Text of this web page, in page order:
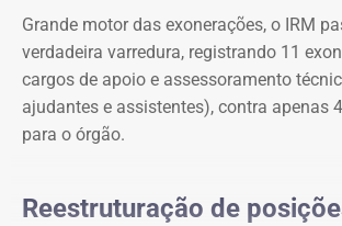
Grande motor das exonerações, o IRM
verdadeira varredura, registrando 11
cargos de apoio e assessoramento
ajudantes e assistentes), contra apenas
para o órgão.
Reestruturação de